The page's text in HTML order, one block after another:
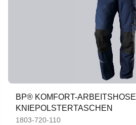
BP® KOMFORT-
KNIEPOLSTERTASCHEN
1803-720-110